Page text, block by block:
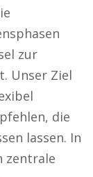
zur
Unser Ziel
die
lassen. In
zentrale